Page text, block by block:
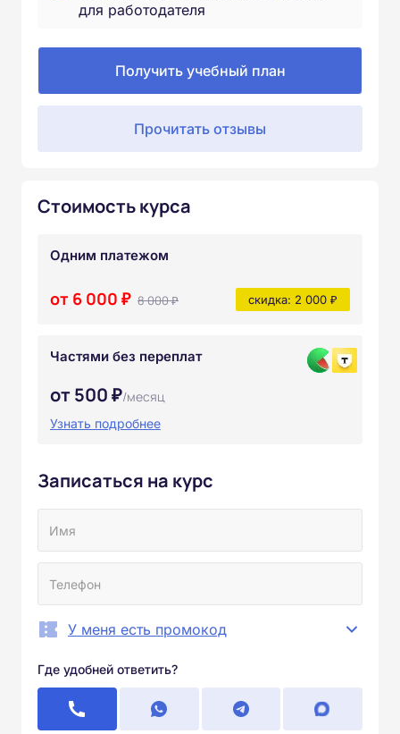
для работодателя
Получить учебный план
Прочитать отзывы
Стоимость курса
Одним платежом
от 6 000 ₽ 8 000 ₽ скидка: 2 000 ₽
Частями без переплат
от 500 ₽/месяц
Узнать подробнее
Записаться на курс
У меня есть промокод
Где удобней ответить?